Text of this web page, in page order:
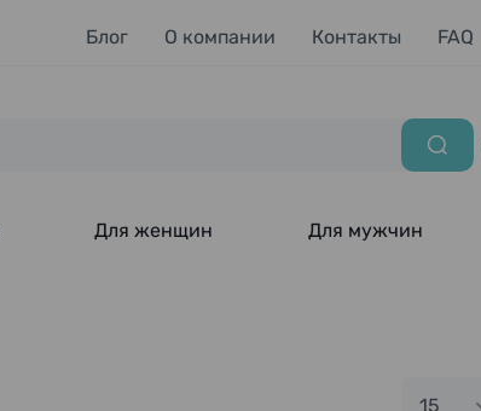
Блог О компании Контакты FAQ
Для женщин Для мужчин
15